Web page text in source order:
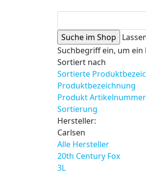
Suchbegriff ein, um
Sortiert nach
Sortierte
Produktbezeichnung
Produkt Artikelnummer
Sortierung
Hersteller:
Carlsen
Alle Hersteller
20th Century Fox
3L